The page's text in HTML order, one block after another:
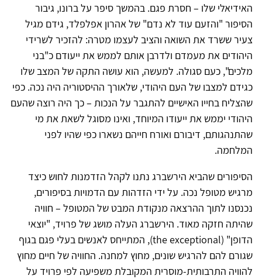
האידיאלי שלו – חסרת פגם. בהמשך סיפר על ברונו, גיבור
הסיפור "והזעם עוד לא נדם" של אהרון אפלפלד, גידם מגיל
צעיר ששרד את השואה והציב לעצמו מטרה: להזכיר לשרידי
היהודים את מעמדם ולדרבן אותם לממש את ייעודם כ"בני
מלכים", כעם סגולה. למעשה, הוא עושה התקה של המצב שלו
כגידם למצבו של העם היהודי, שלאורך ההיסטוריה היה נכה. כפי
שהצליח בחייו האישיים להתגבר על הנכות – כך היה רוצה שהעם
היהודי יממש את ייעודו המיוחד, ואינו מסוגל לשאת את מי
שהתנהגותם, דיבורם ואורח חייהם נשארו כפי שהיו לפני
המלחמה.
הסיפורים שהביא הירשברג נתנו לקהל הזדמנות לחוש כיצד
מרגיש מטופל נכה. על ידי הזדהות עם הדמויות בסיפורים,
נכנסנו לתוך ההרצאה מנקודת המבט של המטופל – חוויה
שהיתה חזקה מאוד. הירשברג העלה מושג של פרויד, "יוצאי
הדופן" (the exceptional), המתייחס לאנשים בעלי פגם בגוף
שגורם להם להרגיש שונים, מחוץ למחנה. החוויה של חיים מחוץ
להוויה התרבותית-מוסרית המקובלת משפיעה לפי פרויד על